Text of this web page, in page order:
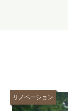
リノベーション